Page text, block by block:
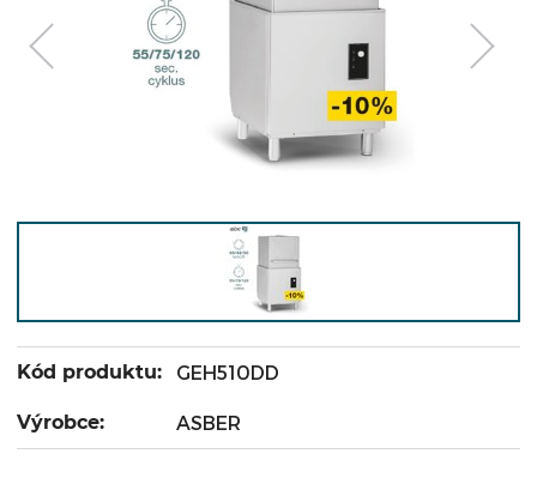
Kód produktu: GEH510DD
Výrobce: ASBER